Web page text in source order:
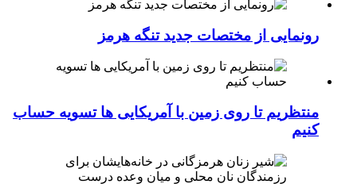
رونمایی از مختصات جدید تنگه هرمز
منتظریم تا روی زمین با آمریکایی ها تسویه حساب
کنیم